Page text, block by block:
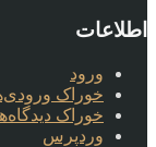
اطلاعات
ورود
خوراک
خوراک
وردپرس